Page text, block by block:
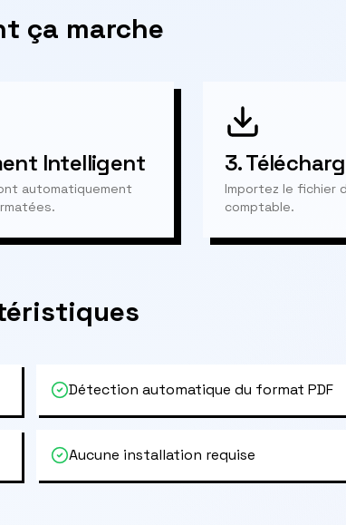
ça marche
Intelligent
automatiquement
3.
Importez le fichier
comptable.
Détection automatique du format PDF
Aucune installation requise